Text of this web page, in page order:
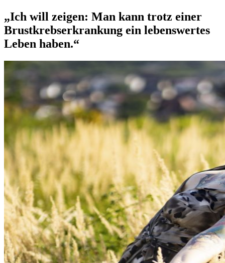
„Ich will zeigen: Man kann trotz einer
Brustkrebserkrankung ein lebenswertes
Leben haben.“